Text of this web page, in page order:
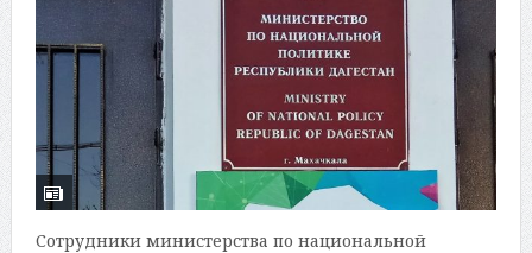
Сотрудники министерства по национальной